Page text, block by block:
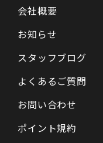
会社概要
お知らせ
スタッフブログ
よくあるご質問
お問い合わせ
ポイント規約